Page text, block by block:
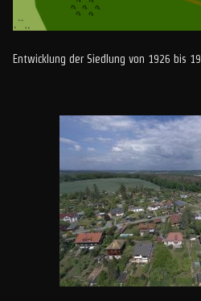
Entwicklung der Siedlung von 1926 bis